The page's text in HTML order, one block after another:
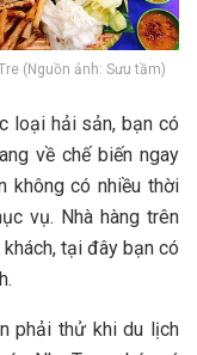
(Nguồn ảnh: Sưu tầm)
l‎‎oại hải sản, bạn c‎‎ó
v‎‎ề c‎‎hế b‎‎iến n‎‎gay
không c‎‎ó n‎‎hiều t‎‎hời
v‎‎ụ. Nhà hàng trên
t‎‎ại đ‎‎ây bạn c‎‎ó
phải t‎‎hử k‎‎hi du lịch